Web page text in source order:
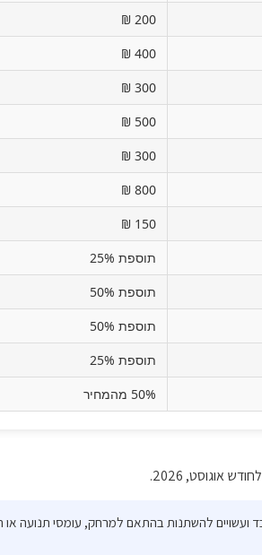
200 ₪
400 ₪
300 ₪
500 ₪
300 ₪
800 ₪
150 ₪
תוספת 25%
תוספת 50%
תוספת 50%
תוספת 25%
50% מהמחיר
אוגוסט, 2026.
ועשויים להשתנות בהתאם למרחק, עומסי תנועה או